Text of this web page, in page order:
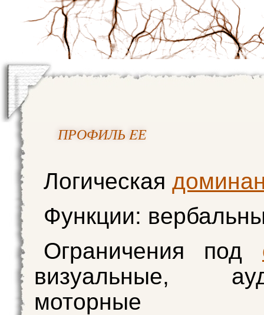
ПРОФИЛЬ EЕ
Логическая
Функции:
Ограничения под
визуальные,
моторные